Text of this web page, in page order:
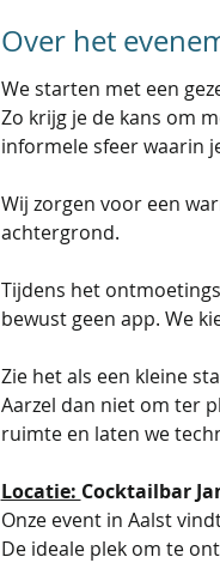
Over het
We starten met een
Zo krijg je de kans om
informele sfeer waarin
Wij zorgen voor een
achtergrond.
Tijdens het
bewust geen app. We
Zie het als een kleine
Aarzel dan niet om ter
ruimte en laten we
Locatie: Cocktailbar
Onze event in Aalst
De ideale plek om te